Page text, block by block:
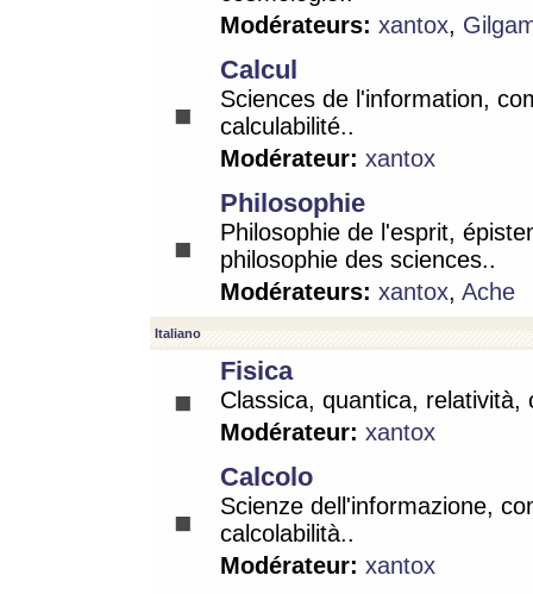
Modérateurs: xantox,
Calcul
Sciences de l'information,
calculabilité..
Modérateur: xantox
Philosophie
Philosophie de l'esprit,
philosophie des sciences..
Modérateurs: xantox, Ache
Italiano
Fisica
Classica, quantica, relatività,
Modérateur: xantox
Calcolo
Scienze dell'informazione,
calcolabilità..
Modérateur: xantox